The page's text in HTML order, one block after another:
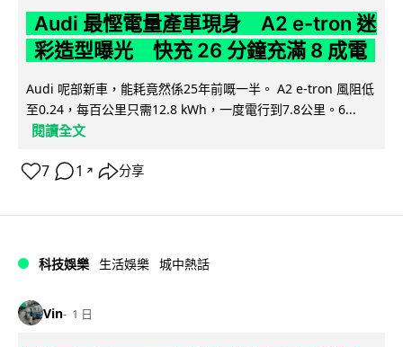
Audi 最慳電量產車現身 A2 e-tron 迷
彩造型曝光 快充 26 分鐘充滿 8 成電
Audi 呢部新車，能耗竟然係25年前嘅一半。 A2 e-tron 風阻低
至0.24，每百公里只需12.8 kWh，一度電行到7.8公里。6...
閱讀全文
7 1 ↗ 分享
科技娛樂 生活娛樂 城中熱話
Vin 1 日